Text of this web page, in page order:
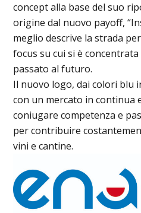
concept alla base del suo
origine dal nuovo payoff,
meglio descrive la strada
focus su cui si è
passato al futuro.
Il nuovo logo, dai colori blu
con un mercato in continua
coniugare competenza e
per contribuire
vini e cantine.